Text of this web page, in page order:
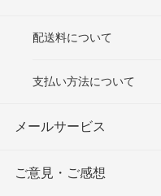
配送料について
支払い方法について
メールサービス
ご意見・ご感想